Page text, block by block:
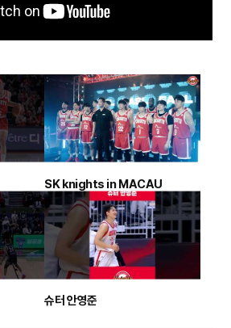
SK knights in MACAU
슈터 안영준